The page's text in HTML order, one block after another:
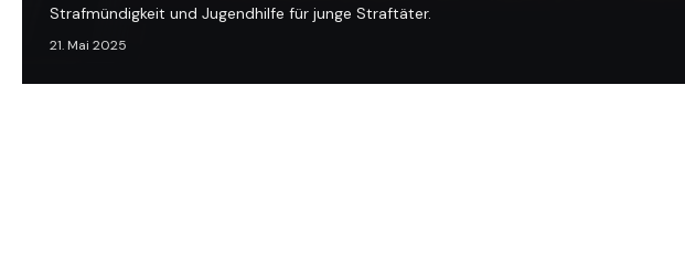
Strafmündigkeit und Jugendhilfe für junge Straftäter.
21. Mai 2025